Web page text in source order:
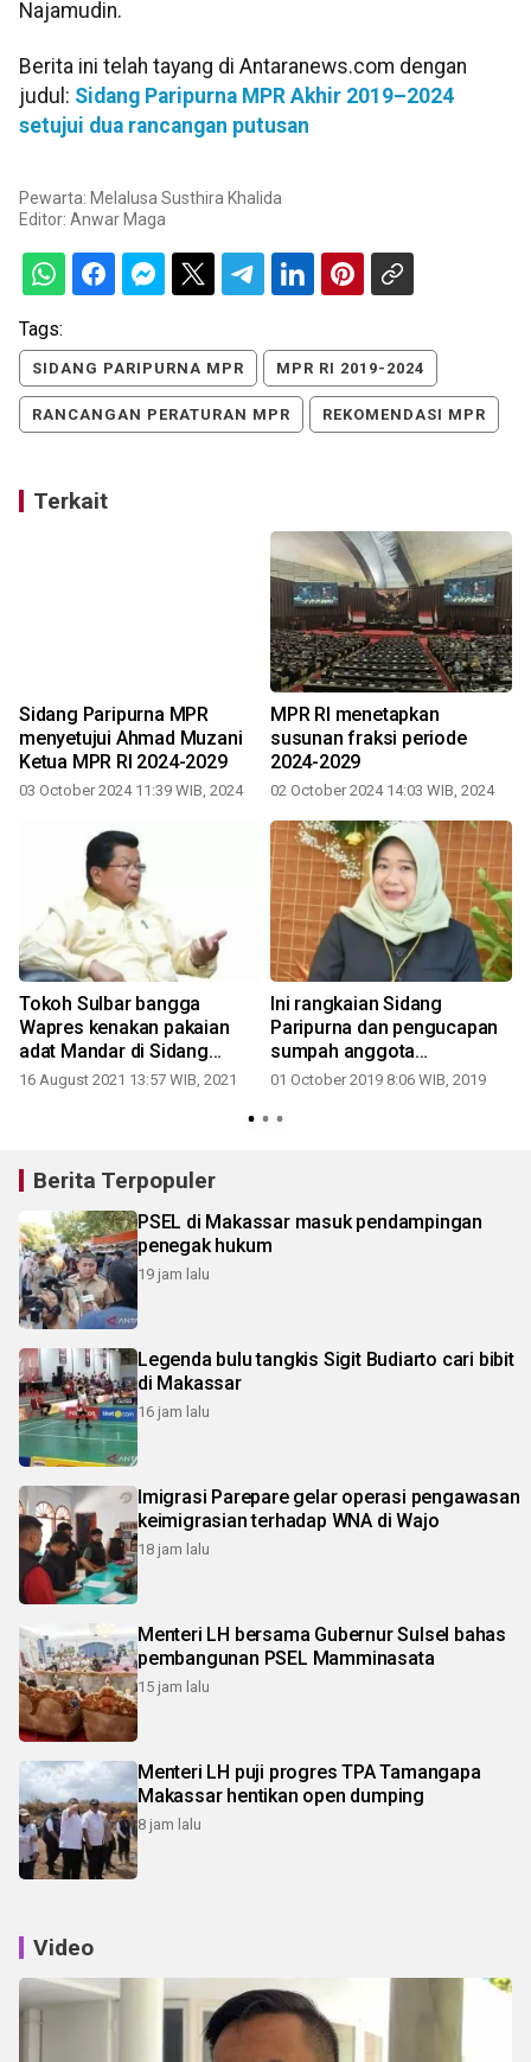
Najamudin.
Berita ini telah tayang di Antaranews.com dengan
judul: Sidang Paripurna MPR Akhir 2019–2024
setujui dua rancangan putusan
Pewarta: Melalusa Susthira Khalida
Editor: Anwar Maga
Tags:
SIDANG PARIPURNA MPR MPR RI 2019-2024
RANCANGAN PERATURAN MPR REKOMENDASI MPR
Terkait
Sidang Paripurna MPR
menyetujui Ahmad Muzani
Ketua MPR RI 2024-2029
03 October 2024 11:39 WIB, 2024
MPR RI menetapkan
susunan fraksi periode
2024-2029
02 October 2024 14:03 WIB, 2024
Tokoh Sulbar bangga
Wapres kenakan pakaian
adat Mandar di Sidang
Tahunan MPR
16 August 2021 13:57 WIB, 2021
Ini rangkaian Sidang
Paripurna dan pengucapan
sumpah anggota
DPR/DPD/MPR
01 October 2019 8:06 WIB, 2019
Berita Terpopuler
PSEL di Makassar masuk pendampingan
penegak hukum
19 jam lalu
Legenda bulu tangkis Sigit Budiarto cari bibit
di Makassar
16 jam lalu
Imigrasi Parepare gelar operasi pengawasan
keimigrasian terhadap WNA di Wajo
18 jam lalu
Menteri LH bersama Gubernur Sulsel bahas
pembangunan PSEL Mamminasata
15 jam lalu
Menteri LH puji progres TPA Tamangapa
Makassar hentikan open dumping
8 jam lalu
Video